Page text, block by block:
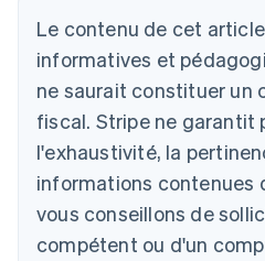
Le contenu de cet
informatives et
ne saurait constituer un
fiscal. Stripe ne garantit
l'exhaustivité, la
informations contenues
vous conseillons de
compétent ou d'un
Australie
English
Autriche
DeutschEnglish
NederlandsFrançaisDeutsch
Brésil
Português
Bulgarie
English
Canada